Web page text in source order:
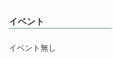
イベント
イベント無し